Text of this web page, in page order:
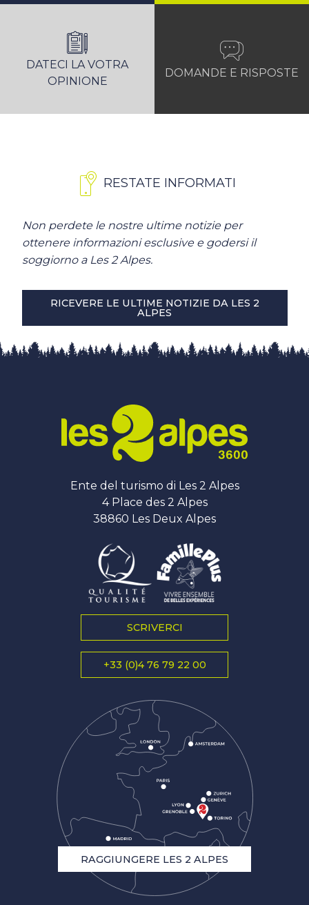
DATECI LA VOTRA
OPINIONE
DOMANDE E RISPOSTE
RESTATE INFORMATI
Non perdete le nostre ultime notizie per
ottenere informazioni esclusive e godersi il
soggiorno a Les 2 Alpes.
RICEVERE LE ULTIME NOTIZIE DA LES 2
ALPES
Ente del turismo di Les 2 Alpes
4 Place des 2 Alpes
38860 Les Deux Alpes
SCRIVERCI
+33 (0)4 76 79 22 00
RAGGIUNGERE LES 2 ALPES